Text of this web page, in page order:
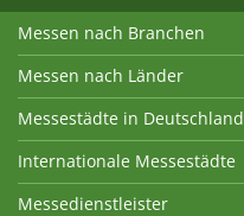
Messen nach Branchen
Messen nach Länder
Messestädte in Deutschland
Internationale Messestädte
Messedienstleister